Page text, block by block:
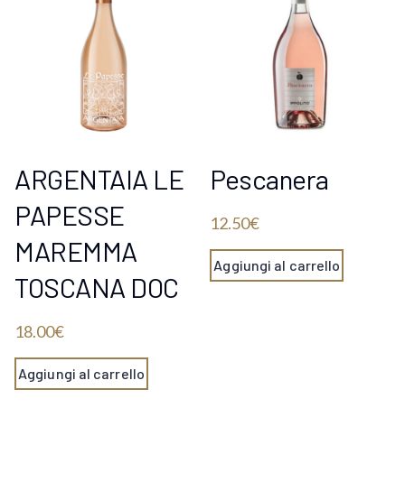
ARGENTAIA LE
PAPESSE
MAREMMA
TOSCANA DOC
18.00€
Aggiungi al carrello
Pescanera
12.50€
Aggiungi al carrello